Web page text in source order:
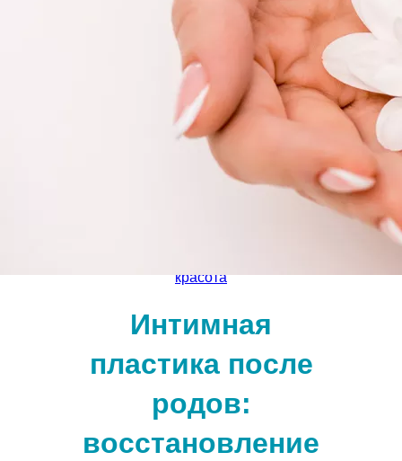
красота
Интимная
пластика после
родов:
восстановление